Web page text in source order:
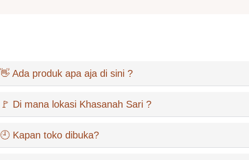
👋 Ada produk apa aja di sini ?
🚩 Di mana lokasi Khasanah Sari ?
🕘 Kapan toko dibuka?